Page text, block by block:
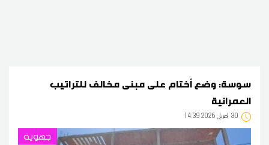
سوسة: وضع أختام على مبنى مخالف للتراتيب
العمرانية
30 14:39 2026 أفريل
جهوية